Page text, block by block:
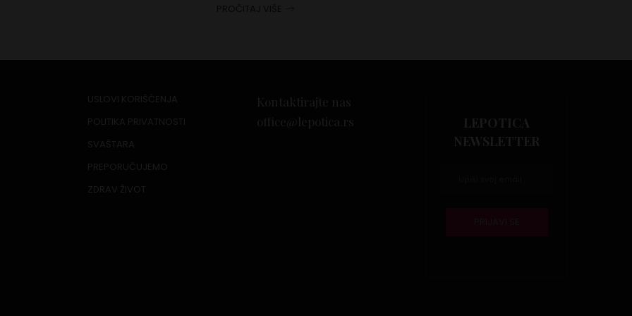
USLOVI KORIŠĆENJA
POLITIKA PRIVATNOSTI
SVAŠTARA
PREPORUČUJEMO
ZDRAV ŽIVOT
Kontaktirajte nas
office@lepotica.rs
LEPOTICA
NEWSLETTER